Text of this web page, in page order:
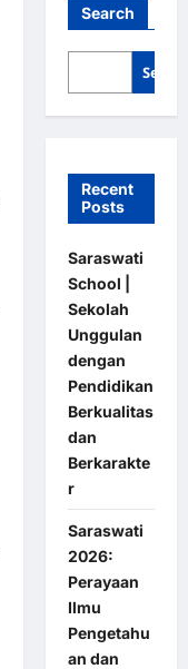
Search
Recent
Posts
Saraswati
School |
Sekolah
Unggulan
dengan
Pendidikan
Berkualitas
dan
Berkarakte
r
Saraswati
2026:
Perayaan
Ilmu
Pengetahu
an dan